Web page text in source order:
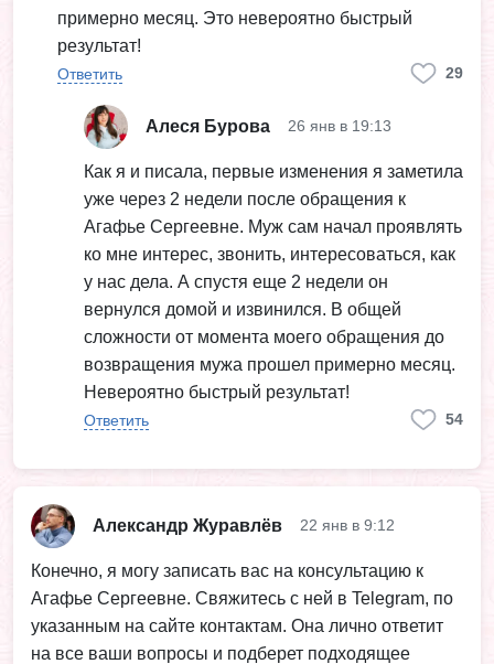
примерно месяц. Это невероятно быстрый
результат!
Ответить 29
Алеся Бурова 26 янв в 19:13
Как я и писала, первые изменения я заметила
уже через 2 недели после обращения к
Агафье Сергеевне. Муж сам начал проявлять
ко мне интерес, звонить, интересоваться, как
у нас дела. А спустя еще 2 недели он
вернулся домой и извинился. В общей
сложности от момента моего обращения до
возвращения мужа прошел примерно месяц.
Невероятно быстрый результат!
Ответить 54
Александр Журавлёв 22 янв в 9:12
Конечно, я могу записать вас на консультацию к
Агафье Сергеевне. Свяжитесь с ней в Telegram, по
указанным на сайте контактам. Она лично ответит
на все ваши вопросы и подберет подходящее